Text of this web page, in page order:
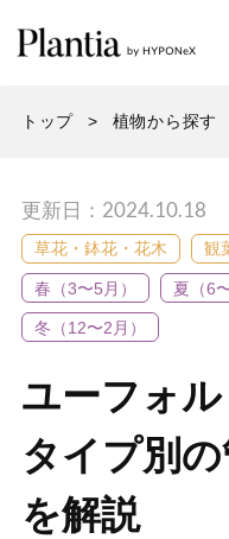
トップ 植物から探す
更新日：2024.10.18
草花・鉢花・花木 観
春（3〜5月） 夏（6
冬（12〜2月）
ユーフォル
タイプ別
を解説